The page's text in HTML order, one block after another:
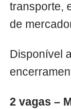
transporte,
de
Disponível
2 vagas –